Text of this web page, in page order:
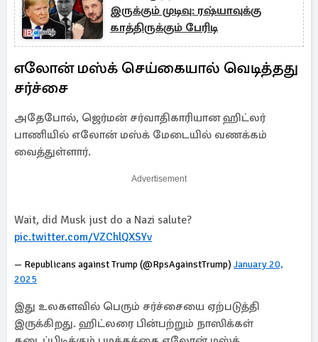
இருக்கும் முடிவு: ரஷ்யாவுக்கு
காத்திருக்கும் பேரிடி
எலோன் மஸ்க் செய்கையால் வெடித்தது
சர்ச்சை
அதேபோல், ஜெர்மன் சர்வாதிகாரியான ஹிட்லர்
பாணியில் எலோன் மஸ்க் மேடையில் வணக்கம்
வைத்துள்ளார்.
Advertisement
Wait, did Musk just do a Nazi salute?
pic.twitter.com/VZChlQXSYv
— Republicans against Trump (@RpsAgainstTrump) January 20,
2025
இது உலகளவில் பெரும் சர்ச்சையை ஏற்படுத்தி
இருக்கிறது. ஹிட்லரை பின்பற்றும் நாஸிக்கள்